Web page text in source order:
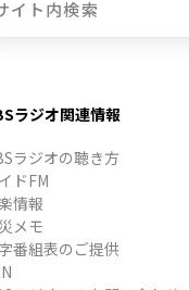
ラジオ関連情報
ラジオの聴き方
ドFM
情報
メモ
番組表のご提供